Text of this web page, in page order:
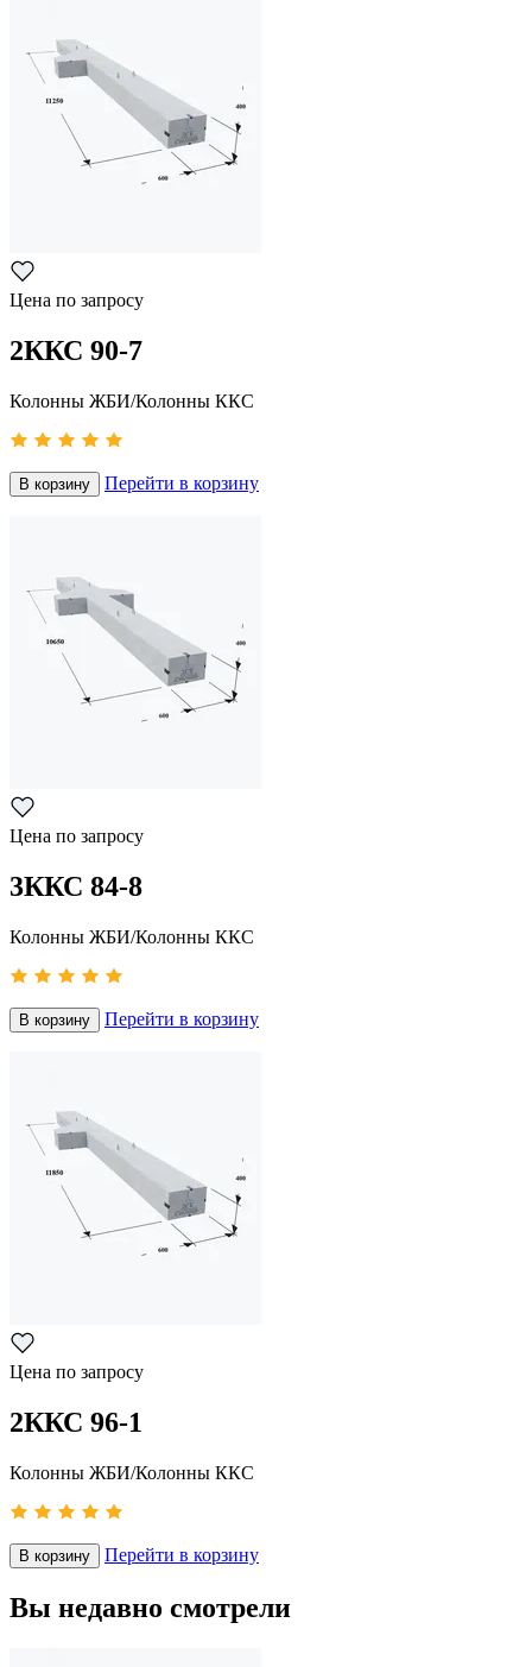
Цена по запросу
2ККС 90-7
Колонны ЖБИ/Колонны ККС
В корзину Перейти в корзину
Цена по запросу
3ККС 84-8
Колонны ЖБИ/Колонны ККС
В корзину Перейти в корзину
Цена по запросу
2ККС 96-1
Колонны ЖБИ/Колонны ККС
В корзину Перейти в корзину
Вы недавно смотрели